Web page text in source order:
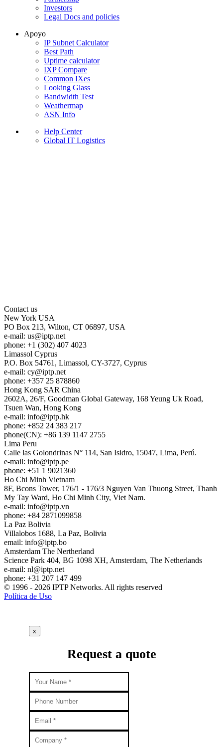
Investors
Legal Docs and policies
Apoyo
IP Subnet Calculator
Best Path
Uptime calculator
IXP Compare
Common IXes
Looking Glass
Bandwidth Test
Weathermap
ASN Info
Help Center
Global IT Logistics
Contact us
New York USA
PO Box 213, Wilton, CT 06897, USA
e-mail: us
iptp.net
phone: +1 (302) 407 4023
Limassol Cyprus
P.O. Box 54761, Limassol, CY-3727, Cyprus
e-mail: cy
iptp.net
phone: +357 25 878860
Hong Kong SAR China
2602A, 26/F, Goodman Global Gateway, 168 Yeung Uk Road,
Tsuen Wan, Hong Kong
e-mail: info
iptp.hk
phone: +852 24 383 217
phone(CN): +86 139 1147 2755
Lima Peru
Calle las Golondrinas N° 114, San Isidro, 15047, Lima, Perú.
e-mail: info
iptp.pe
phone: +51 1 9021360
Ho Chi Minh Vietnam
8F, Bcons Tower, 176/1 - 176/3 Nguyen Van Thuong Street, Thanh
My Tay Ward, Ho Chi Minh City, Viet Nam.
e-mail: info
iptp.vn
phone: +84 2871099858
La Paz Bolivia
Villalobos 1688, La Paz, Bolivia
email: info
iptp.bo
Amsterdam The Nertherland
Science Park 404, BG 1098 XH, Amsterdam, The Netherlands
e-mail: nl
iptp.net
phone: +31 207 147 499
© 1996 - 2026 IPTP Networks. All rights reserved
Política de Uso
x
Request a quote